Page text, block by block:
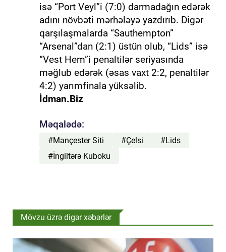
isə “Port Veyl”i (7:0) darmadağın edərək
adını növbəti mərhələyə yazdırıb. Digər
qarşılaşmalarda “Sauthempton”
“Arsenal”dan (2:1) üstün olub, “Lids” isə
“Vest Hem”i penaltilər seriyasında
məğlub edərək (əsas vaxt 2:2, penaltilər
4:2) yarımfinala yüksəlib.
İdman.Biz
Məqalədə:
#Mançester Siti #Çelsi
#Lids
#İngiltərə Kuboku
Mövzu üzrə digər xəbərlər